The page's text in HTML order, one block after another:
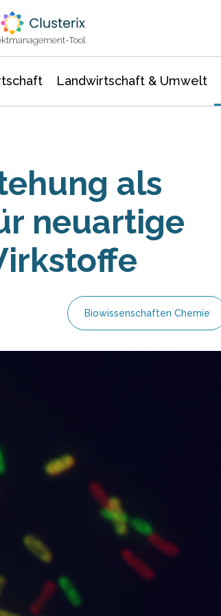
Tool
Landwirtschaft & Umwelt
als
neuartige
Biowissenschaften Chemie